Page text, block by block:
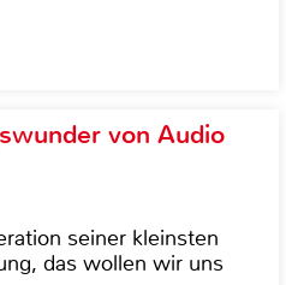
von Audio
seiner kleinsten
das wollen wir uns